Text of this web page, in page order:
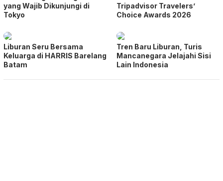
yang Wajib Dikunjungi di
Tokyo
Tripadvisor Travelers’
Choice Awards 2026
Liburan Seru Bersama
Keluarga di HARRIS Barelang
Batam
Tren Baru Liburan, Turis
Mancanegara Jelajahi Sisi
Lain Indonesia